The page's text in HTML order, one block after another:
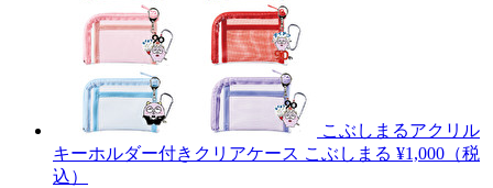
こぶしまるアクリル
キーホルダー付きクリアケース こぶしまる ¥1,000（税
込）